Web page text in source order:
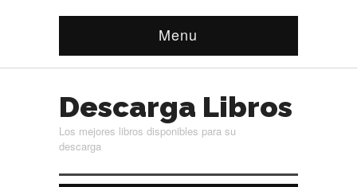
Menu
Descarga Libros
Los mejores libros disponibles para su
descarga